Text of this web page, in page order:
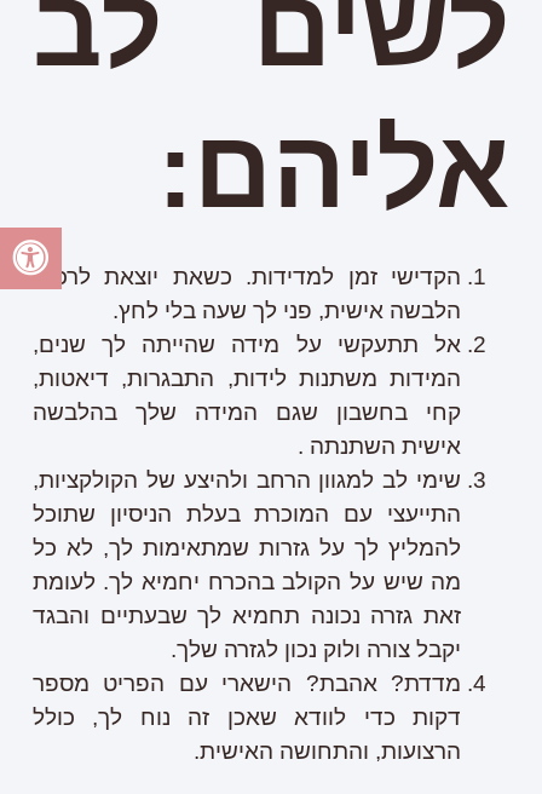
לשים לב
אליהם:
הקדישי זמן למדידות. כשאת יוצאת לרכוש
הלבשה אישית, פני לך שעה בלי לחץ.
אל תתעקשי על מידה שהייתה לך שנים,
המידות משתנות לידות, התבגרות, דיאטות,
קחי בחשבון שגם המידה שלך בהלבשה
אישית השתנתה .
שימי לב למגוון הרחב ולהיצע של הקולקציות,
התייעצי עם המוכרת בעלת הניסיון שתוכל
להמליץ לך על גזרות שמתאימות לך, לא כל
מה שיש על הקולב בהכרח יחמיא לך. לעומת
זאת גזרה נכונה תחמיא לך שבעתיים והבגד
יקבל צורה ולוק נכון לגזרה שלך.
מדדת? אהבת? הישארי עם הפריט מספר
דקות כדי לוודא שאכן זה נוח לך, כולל
הרצועות, והתחושה האישית.